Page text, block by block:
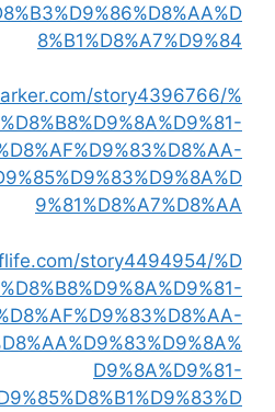
8%B1%D8%A7%D9%84
story4396766/%
9%81%D8%A7%D8%AA
story4494954/%D
D9%8A%D9%81-